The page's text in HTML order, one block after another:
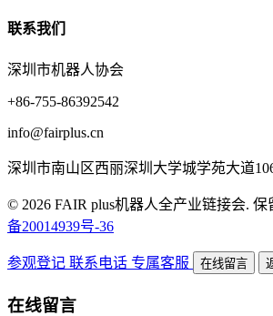
联系我们
深圳市机器人协会
+86-755-86392542
info@fairplus.cn
深圳市南山区西丽深圳大学城学苑大道
© 2026 FAIR plus机器人全产业链接会. 保
备20014939号-36
参观登记 联系电话 专属客服 在线留言
在线留言